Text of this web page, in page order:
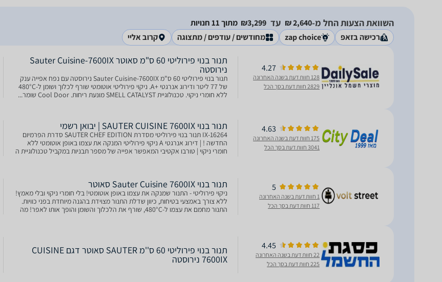
השוואת הצעות החל מ-2,640‏ ₪ עד 3,299‏₪
מתוך 11 חנויות
רכישה בזאפ
zap choice מחודשים / עודפים / מתצוגה
קרוב אליי
4.27
128 חוות דעת בשנה האחרונה
2829 חוות דעת בסך הכל
תנור בנוי פירוליטי 60 ס"מ סאוטר Sauter Cuisine-7600IX
נירוסטה
תנור בנוי פירוליטי 60 ס"מ Sauter Cuisine-7600IX נירוסטה עם נפח אפייה ענק
של 77 ליטר ודירוג אנרגטי +A. ניקוי פירוליטי אוטומטי שורף לכלוך ושומן ל-480°C
ללא חומרי ניקוי. טכנולוגיית SMELL CATALYST מונעת ריחות. Cool Door שומר...
4.63
175 חוות דעת בשנה האחרונה
3041 חוות דעת בסך הכל
תנור בנוי SAUTER CUISINE 7600IX | יבואן רשמי
16264-IX תנור בנוי פירוליטי מסדרת SAUTER CHEF EDITION סדרת הפרמיום
החדשה ! | דירוג אנרגטי A ניקוי פירוליטי המנקה את עצמו באופן אוטומטי ללא
חומרי ניקוי | טורבו אקטיבי המאפשר אפייה של מספר תבניות במקביל טכנולוגיית ה
5
1 חוות דעת בשנה האחרונה
117 חוות דעת בסך הכל
תנור בנוי Sauter Cuisine 7600IX סאוטר
ניקוי פירוליטי - התנור שמנקה את עצמו באופן אוטומטי! בלי חומרי ניקוי ובלי מאמץ!
ללא צורך באמצעי בטיחות, כיוון שדלת התנור מצוידת בהגנה מיוחדת בפני כוויות.
התנור מחמם את עצמו ל-480°C, שורף את הלכלוך והשומן והופך אותו לאפר! מה
4.45
22 חוות דעת בשנה האחרונה
225 חוות דעת בסך הכל
תנור בנוי פירוליטי 60 ס''מ SAUTER סאוטר דגם CUISINE
7600IX נירוסטה